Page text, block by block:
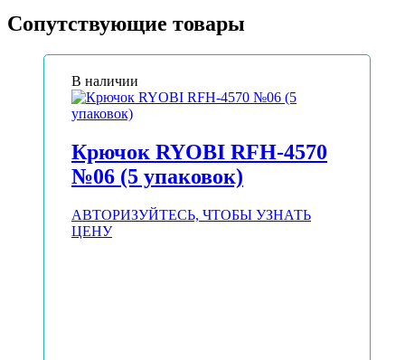
Сопутствующие товары
В наличии
Крючок RYOBI RFH-4570
№06 (5 упаковок)
АВТОРИЗУЙТЕСЬ, ЧТОБЫ УЗНАТЬ
ЦЕНУ